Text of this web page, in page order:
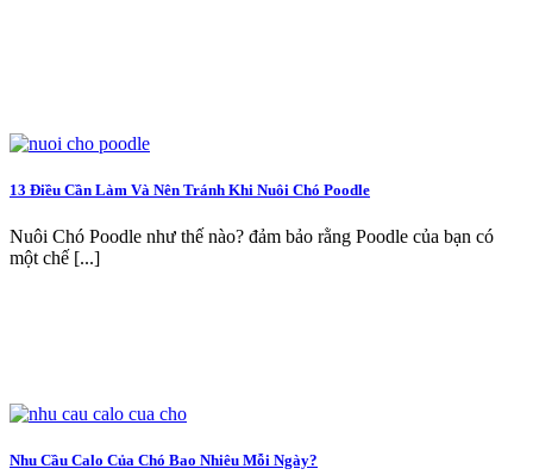
13 Điều Cần Làm Và Nên Tránh Khi Nuôi Chó Poodle
Nuôi Chó Poodle như thế nào? đảm bảo rằng Poodle của bạn có
một chế [...]
Nhu Cầu Calo Của Chó Bao Nhiêu Mỗi Ngày?